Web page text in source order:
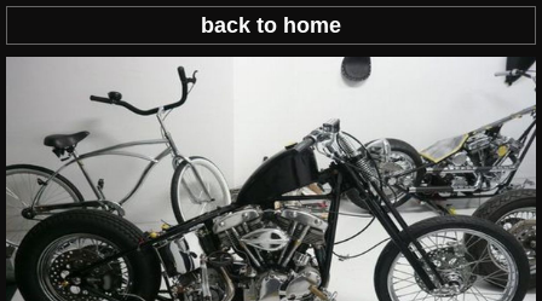
back to home